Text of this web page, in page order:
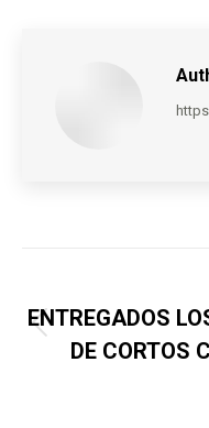
navigation
ENTREGADOS
DE CORTOS